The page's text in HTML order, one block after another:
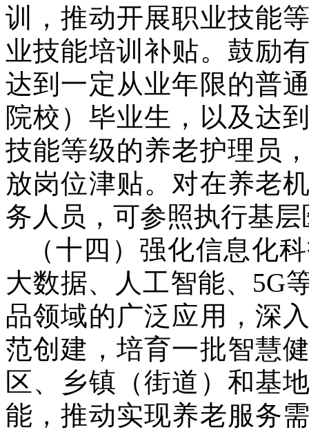
训，推动开展职业技能
业技能培训补贴。鼓励
达到一定从业年限的普
院校）毕业生，以及达
技能等级的养老护理员
放岗位津贴。对在养老
务人员，可参照执行基
（十四）强化信息化
大数据、人工智能、5G
品领域的广泛应用，深
范创建，培育一批智慧
区、乡镇（街道）和基
能，推动实现养老服务